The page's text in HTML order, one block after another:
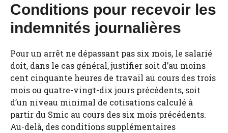
Conditions pour recevoir les
indemnités journalières
Pour un arrêt ne dépassant pas six mois, le salarié
doit, dans le cas général, justifier soit d’au moins
cent cinquante heures de travail au cours des trois
mois ou quatre-vingt-dix jours précédents, soit
d’un niveau minimal de cotisations calculé à
partir du Smic au cours des six mois précédents.
Au-delà, des conditions supplémentaires